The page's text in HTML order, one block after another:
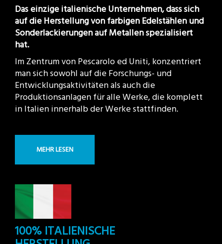
Das einzige italienische Unternehmen, dass sich
auf die Herstellung von farbigen Edelstählen und
Sonderlackierungen auf Metallen spezialisiert
hat.
Im Zentrum von Pescarolo ed Uniti, konzentriert
man sich sowohl auf die Forschungs- und
Entwicklungsaktivitäten als auch die
Produktionsanlagen für alle Werke, die komplett
in Italien innerhalb der Werke stattfinden.
MEHR LESEN
100% ITALIENISCHE